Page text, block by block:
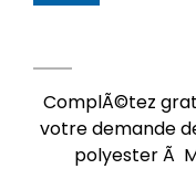
ComplÃ©tez
votre demande
polyester Ã